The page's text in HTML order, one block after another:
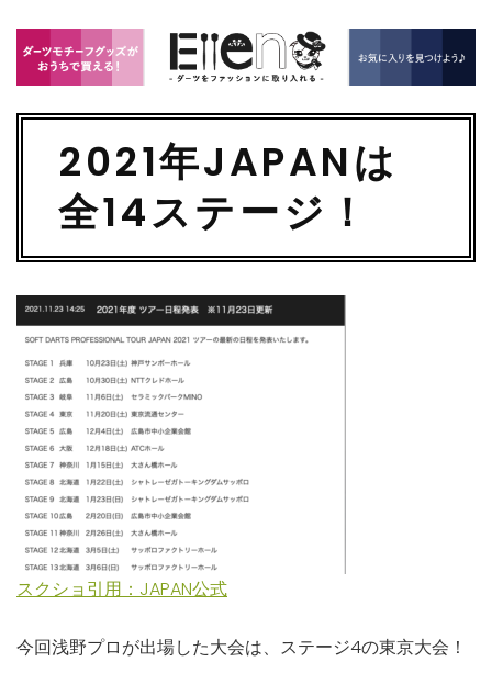
2021年JAPANは
全14ステージ！
スクショ引用：JAPAN公式
今回浅野プロが出場した大会は、ステージ4の東京大会！